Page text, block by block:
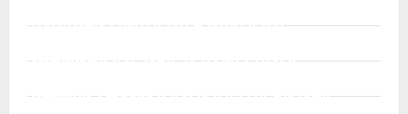
HVORDAN FINDER OG ÆNDRER JEG
MIN BIL?
Driver Assist - mange biler har indstillinger som
HVAD GØR JEG, NÅR SYSTEMET GIVER
UHENSIGTSMÆSSIGT?
KAN DET FÅ KONSEKVENSER FOR ANSVAR